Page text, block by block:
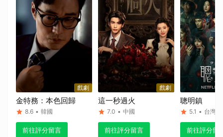
戲劇
金特務：本色回歸
8.6 • 韓國
前往評分留言
戲劇
這一秒過火
7.0 • 中國
前往評分留言
聰明鎮
5.1 • 台灣
前往評分留